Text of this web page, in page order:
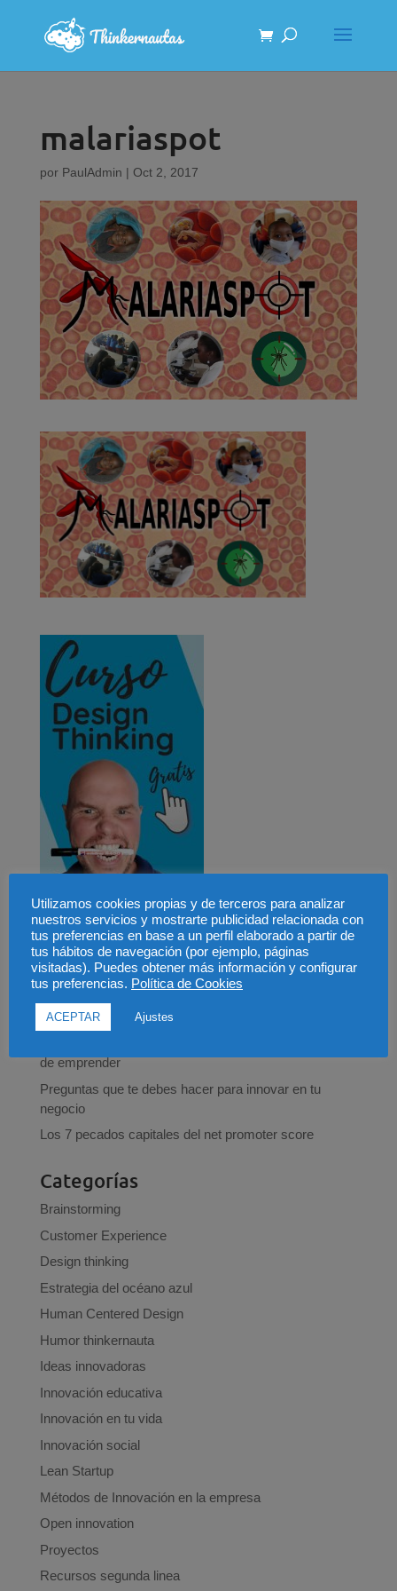
malariaspot
por PaulAdmin | Oct 2, 2017
Entradas recientes
Jugar al escondite e innovar ¿Qué tienen que ver?
permitir (parte 2)
de emprender
Preguntas que te debes hacer para innovar en tu
negocio
Los 7 pecados capitales del net promoter score
Categorías
Brainstorming
Customer Experience
Design thinking
Estrategia del océano azul
Human Centered Design
Humor thinkernauta
Ideas innovadoras
Innovación educativa
Innovación en tu vida
Innovación social
Lean Startup
Métodos de Innovación en la empresa
Open innovation
Proyectos
Recursos segunda linea
Utilizamos cookies propias y de terceros para analizar
nuestros servicios y mostrarte publicidad relacionada con
tus preferencias en base a un perfil elaborado a partir de
tus hábitos de navegación (por ejemplo, páginas
visitadas). Puedes obtener más información y configurar
tus preferencias. Política de Cookies
ACEPTAR Ajustes